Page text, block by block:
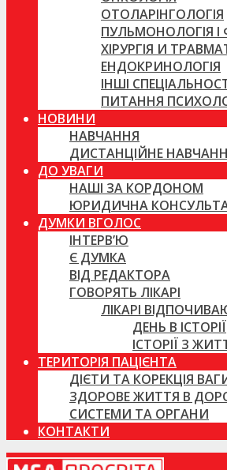
ОТОЛАРІНГОЛОГІЯ
ПУЛЬМОНОЛОГІЯ І
ХІРУРГІЯ И
ЕНДОКРИНОЛОГІЯ
ІНШІ
ПИТАННЯ
НОВИНИ
НАВЧАННЯ
ДИСТАНЦІЙНЕ
ДО УВАГИ
НАШІ ЗА КОРДОНОМ
ЮРИДИЧНА
ДУМКИ ВГОЛОС
ІНТЕРВ’Ю
Є ДУМКА
ВІД РЕДАКТОРА
ГОВОРЯТЬ ЛІКАРІ
ЛІКАРІ
ДЕНЬ В ІСТОРІЇ
ІСТОРІЇ З
ТЕРИТОРІЯ ПАЦІЄНТА
ДІЄТИ ТА КОРЕКЦІЯ
ЗДОРОВЕ ЖИТТЯ В
СИСТЕМИ ТА ОРГАНИ
КОНТАКТИ